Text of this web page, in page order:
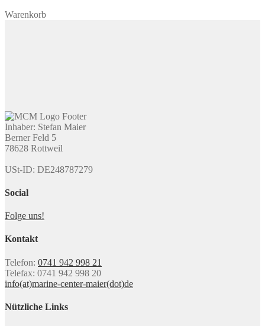
Warenkorb
Inhaber: Stefan Maier
Berner Feld 5
78628 Rottweil
USt-ID: DE248787279
Social
Folge uns!
Kontakt
Telefon: 0741 942 998 21
Telefax: 0741 942 998 20
info(at)marine-center-maier(dot)de
Nützliche Links